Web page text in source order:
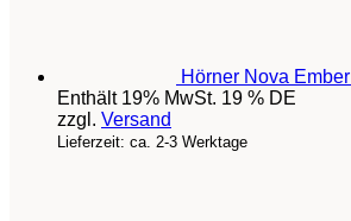
Hörner Nova Ember
Enthält 19% MwSt. 19 % DE
zzgl. Versand
Lieferzeit: ca. 2-3 Werktage